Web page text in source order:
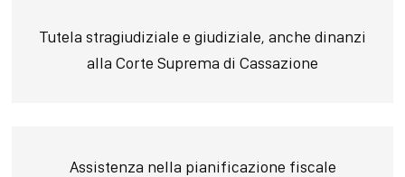
Tutela stragiudiziale e giudiziale, anche dinanzi
alla Corte Suprema di Cassazione
Assistenza nella pianificazione fiscale